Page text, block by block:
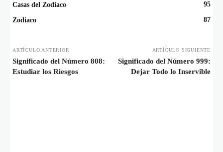
Casas del Zodiaco 95
Zodiaco 87
ARTÍCULO ANTERIOR
Significado del Número 808:
Estudiar los Riesgos
ARTÍCULO SIGUIENTE
Significado del Número 999:
Dejar Todo lo Inservible